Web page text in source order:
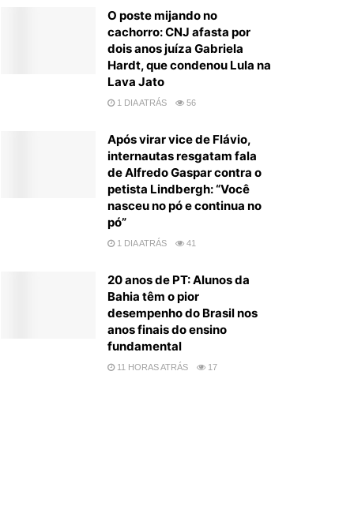
O poste mijando no
cachorro: CNJ afasta por
dois anos juíza Gabriela
Hardt, que condenou Lula na
Lava Jato
1 DIA ATRÁS 56
Após virar vice de Flávio,
internautas resgatam fala
de Alfredo Gaspar contra o
petista Lindbergh: “Você
nasceu no pó e continua no
pó”
1 DIA ATRÁS 41
20 anos de PT: Alunos da
Bahia têm o pior
desempenho do Brasil nos
anos finais do ensino
fundamental
11 HORAS ATRÁS 17